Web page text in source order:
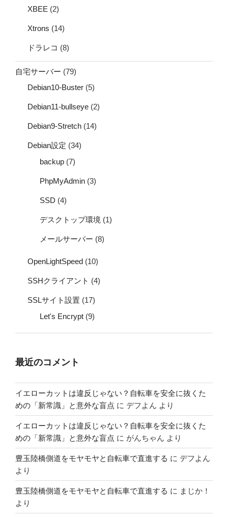
XBEE (2)
Xtrons (14)
ドラレコ (8)
自宅サーバー (79)
Debian10-Buster (5)
Debian11-bullseye (2)
Debian9-Stretch (14)
Debian設定 (34)
backup (7)
PhpMyAdmin (3)
SSD (4)
デスクトップ環境 (1)
メールサーバー (8)
OpenLightSpeed (10)
SSHクライアント (4)
SSLサイト設置 (17)
Let's Encrypt (9)
最近のコメント
イエローカットは違反じゃない？自転車を安全に抜くた
めの「新常識」と意外な盲点 に デフよん より
イエローカットは違反じゃない？自転車を安全に抜くた
めの「新常識」と意外な盲点 に がんちゃん より
豊玉陸橋側道をモヤモヤと自転車で直進する に デフよん
より
豊玉陸橋側道をモヤモヤと自転車で直進する に まじか！
より